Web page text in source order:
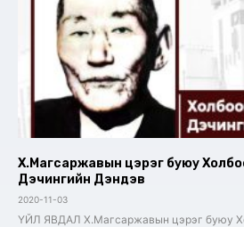
Х.Магсаржавын цэрэг буюу
Дэчингийн Дэндэв
2020-11-03
ҮЙЛ ЯВДАЛ Х.Магсаржавын цэрэг буюу